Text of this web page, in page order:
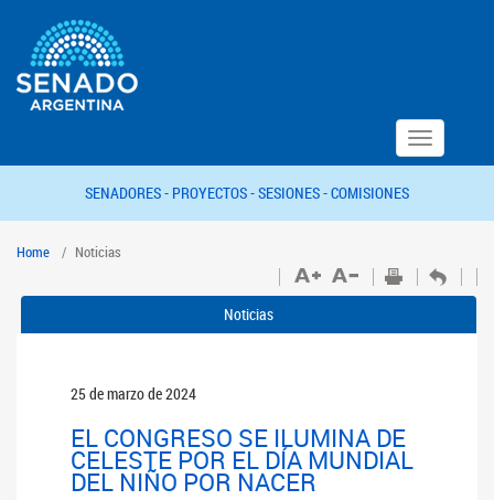
Toggle
navigation
SENADORES - PROYECTOS -SESIONES -COMISIONES
Home Noticias
Noticias
25 de marzo de 2024
EL CONGRESO SE ILUMINA DE
CELESTE POR EL DÍA MUNDIAL
DEL NIÑO POR NACER